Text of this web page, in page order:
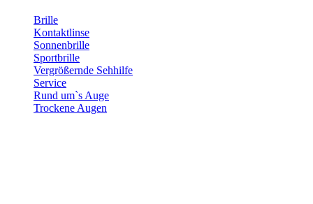
Brille
Kontaktlinse
Sonnenbrille
Sportbrille
Vergrößernde Sehhilfe
Service
Rund um`s Auge
Trockene Augen